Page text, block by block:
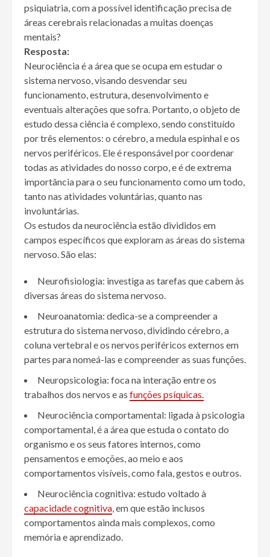
psiquiatria, com a possível identificação precisa de
áreas cerebrais relacionadas a muitas doenças
mentais?
Resposta:
Neurociência é a área que se ocupa em estudar o
sistema nervoso, visando desvendar seu
funcionamento, estrutura, desenvolvimento e
eventuais alterações que sofra. Portanto, o objeto de
estudo dessa ciência é complexo, sendo constituído
por três elementos: o cérebro, a medula espinhal e os
nervos periféricos. Ele é responsável por coordenar
todas as atividades do nosso corpo, e é de extrema
importância para o seu funcionamento como um todo,
tanto nas atividades voluntárias, quanto nas
involuntárias.
Os estudos da neurociência estão divididos em
campos específicos que exploram as áreas do sistema
nervoso. São elas:
Neurofisiologia: investiga as tarefas que cabem às
diversas áreas do sistema nervoso.
Neuroanatomia: dedica-se a compreender a
estrutura do sistema nervoso, dividindo cérebro, a
coluna vertebral e os nervos periféricos externos em
partes para nomeá-las e compreender as suas funções.
Neuropsicologia: foca na interação entre os
trabalhos dos nervos e as funções psíquicas.
Neurociência comportamental: ligada à psicologia
comportamental, é a área que estuda o contato do
organismo e os seus fatores internos, como
pensamentos e emoções, ao meio e aos
comportamentos visíveis, como fala, gestos e outros.
Neurociência cognitiva: estudo voltado à
capacidade cognitiva, em que estão inclusos
comportamentos ainda mais complexos, como
memória e aprendizado.